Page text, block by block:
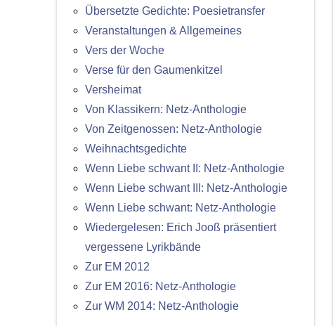
Übersetzte Gedichte: Poesietransfer
Veranstaltungen & Allgemeines
Vers der Woche
Verse für den Gaumenkitzel
Versheimat
Von Klassikern: Netz-Anthologie
Von Zeitgenossen: Netz-Anthologie
Weihnachtsgedichte
Wenn Liebe schwant II: Netz-Anthologie
Wenn Liebe schwant III: Netz-Anthologie
Wenn Liebe schwant: Netz-Anthologie
Wiedergelesen: Erich Jooß präsentiert
vergessene Lyrikbände
Zur EM 2012
Zur EM 2016: Netz-Anthologie
Zur WM 2014: Netz-Anthologie